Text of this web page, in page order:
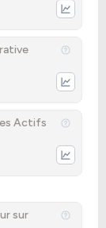
Actifs
sur